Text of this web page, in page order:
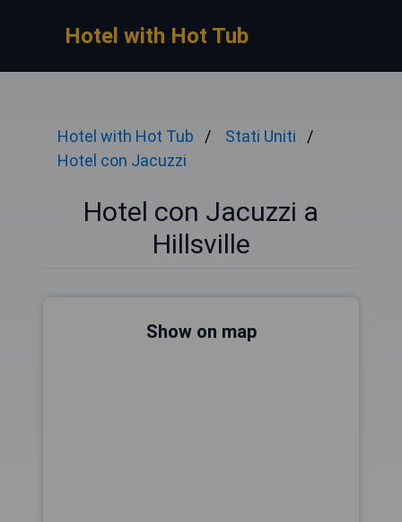
Hotel with Hot Tub
Hotel with Hot Tub
Stati Uniti
Hotel con Jacuzzi
Hotel con Jacuzzi a
Hillsville
Show on map